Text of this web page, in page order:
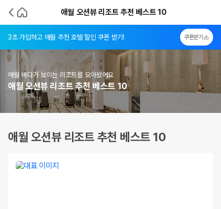
애월 오션뷰 리조트 추천 베스트 10
3초 가입하고 애월 추천 호텔 할인 쿠폰 받기! 쿠폰받기
애월 바다가 보이는 리조트를 모아왔어요
애월 오션뷰 리조트 추천 베스트 10
애월 오션뷰 리조트 추천 베스트 10